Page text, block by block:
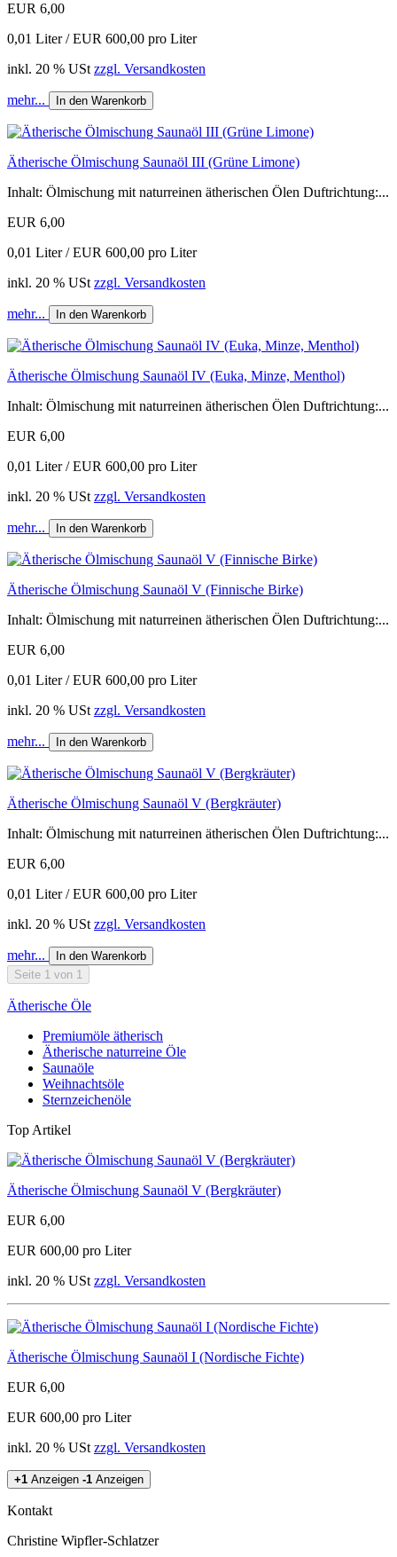
EUR 6,00
0,01 Liter / EUR 600,00 pro Liter
inkl. 20 % USt zzgl. Versandkosten
mehr... In den Warenkorb
Ätherische Ölmischung Saunaöl III (Grüne Limone)
Inhalt: Ölmischung mit naturreinen ätherischen Ölen Duftrichtung:...
EUR 6,00
0,01 Liter / EUR 600,00 pro Liter
inkl. 20 % USt zzgl. Versandkosten
mehr... In den Warenkorb
Ätherische Ölmischung Saunaöl IV (Euka, Minze, Menthol)
Inhalt: Ölmischung mit naturreinen ätherischen Ölen Duftrichtung:...
EUR 6,00
0,01 Liter / EUR 600,00 pro Liter
inkl. 20 % USt zzgl. Versandkosten
mehr... In den Warenkorb
Ätherische Ölmischung Saunaöl V (Finnische Birke)
Inhalt: Ölmischung mit naturreinen ätherischen Ölen Duftrichtung:...
EUR 6,00
0,01 Liter / EUR 600,00 pro Liter
inkl. 20 % USt zzgl. Versandkosten
mehr... In den Warenkorb
Ätherische Ölmischung Saunaöl V (Bergkräuter)
Inhalt: Ölmischung mit naturreinen ätherischen Ölen Duftrichtung:...
EUR 6,00
0,01 Liter / EUR 600,00 pro Liter
inkl. 20 % USt zzgl. Versandkosten
mehr...
In den Warenkorb
Seite 1 von 1
Ätherische Öle
Premiumöle ätherisch
Ätherische naturreine Öle
Saunaöle
Weihnachtsöle
Sternzeichenöle
Top Artikel
Ätherische Ölmischung Saunaöl V (Bergkräuter)
EUR 6,00
EUR 600,00 pro Liter
inkl. 20 % USt zzgl. Versandkosten
Ätherische Ölmischung Saunaöl I (Nordische Fichte)
EUR 6,00
EUR 600,00 pro Liter
inkl. 20 % USt zzgl. Versandkosten
+1 Anzeigen -1 Anzeigen
Kontakt
Christine Wipfler-Schlatzer